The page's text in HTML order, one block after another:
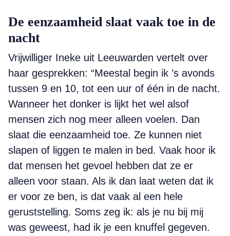
De eenzaamheid slaat vaak toe in de
nacht
Vrijwilliger Ineke uit Leeuwarden vertelt over
haar gesprekken: “Meestal begin ik ’s avonds
tussen 9 en 10, tot een uur of één in de nacht.
Wanneer het donker is lijkt het wel alsof
mensen zich nog meer alleen voelen. Dan
slaat die eenzaamheid toe. Ze kunnen niet
slapen of liggen te malen in bed. Vaak hoor ik
dat mensen het gevoel hebben dat ze er
alleen voor staan. Als ik dan laat weten dat ik
er voor ze ben, is dat vaak al een hele
geruststelling. Soms zeg ik: als je nu bij mij
was geweest, had ik je een knuffel gegeven.